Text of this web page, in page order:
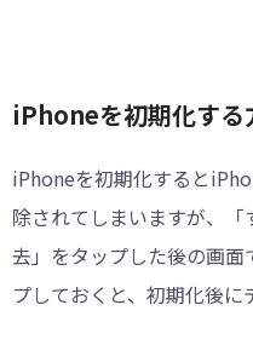
iPhoneを初期化する
iPhoneを初期化すると
除されてしまいますが、
去」をタップした後の画
プしておくと、初期化後に